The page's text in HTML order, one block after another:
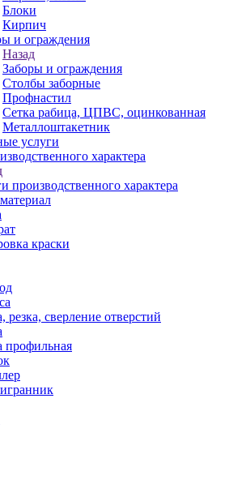
Блоки
Кирпич
и ограждения
Назад
Заборы и ограждения
Столбы заборные
Профнастил
Сетка рабица, ЦПВС, оцинкованная
Металлоштакетник
услуги
характера
производственного характера
краски
резка, сверление отверстий
профильная